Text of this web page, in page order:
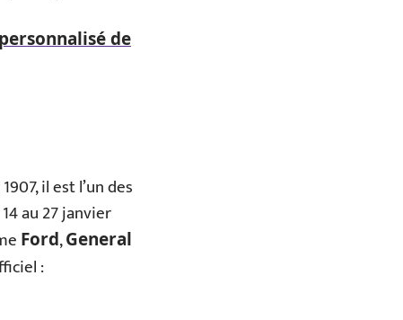
de
il est l’un des
au 27 janvier
Ford,General
: